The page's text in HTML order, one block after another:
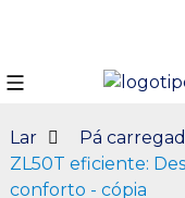
Lar Pá
ZL50T eficiente:
conforto - cópia